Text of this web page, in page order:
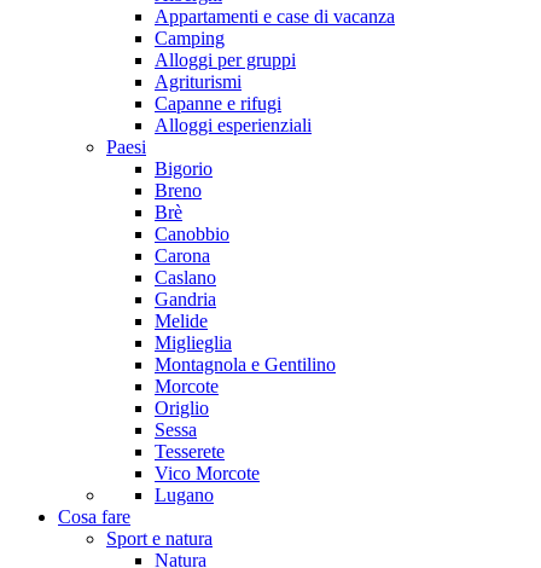
Appartamenti e case di vacanza
Camping
Alloggi per gruppi
Agriturismi
Capanne e rifugi
Alloggi esperienziali
Paesi
Bigorio
Breno
Brè
Canobbio
Carona
Caslano
Gandria
Melide
Miglieglia
Montagnola e Gentilino
Morcote
Origlio
Sessa
Tesserete
Vico Morcote
Lugano
Cosa fare
Sport e natura
Natura